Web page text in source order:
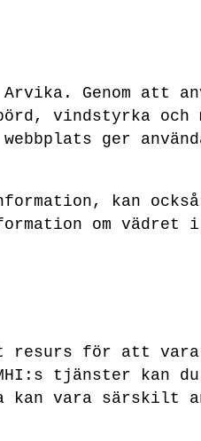
Genom att
vindstyrka och
ger
kan
om vädret
resurs för att
tjänster kan
kan vara särskilt